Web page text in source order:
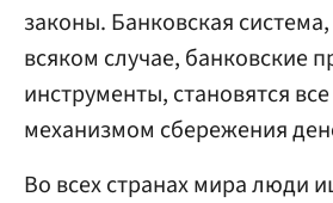
законы. Банковская
всяком случае, банковские
инструменты, становятся
механизмом сбережения
Во всех странах мира люди